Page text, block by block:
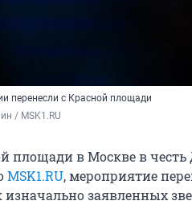
перенесли с Красной площади
/ MSK1.RU
площади в Москве в
MSK1.RU, мероприятие
изначально заявленных